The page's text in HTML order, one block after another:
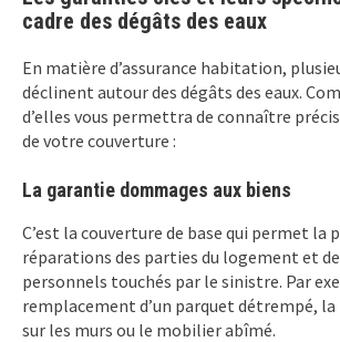
cadre des dégâts des eaux
En matière d’assurance habitation,
déclinent autour des dégâts des eaux.
d’elles vous permettra de connaître
de votre couverture :
La garantie dommages aux biens
C’est la couverture de base qui permet la
réparations des parties du logement et
personnels touchés par le sinistre. Par
remplacement d’un parquet détrempé,
sur les murs ou le mobilier abîmé.